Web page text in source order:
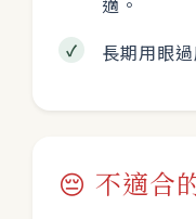
✓ 長期用眼
😔 不適合